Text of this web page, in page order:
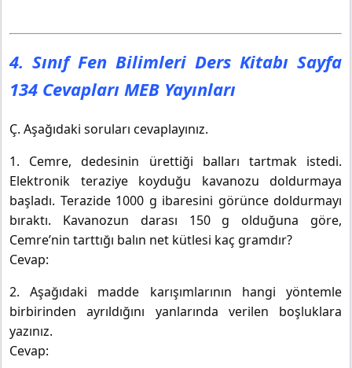
4. Sınıf Fen Bilimleri Ders Kitabı Sayfa
134 Cevapları MEB Yayınları
Ç. Aşağıdaki soruları cevaplayınız.
1. Cemre, dedesinin ürettiği balları tartmak istedi.
Elektronik teraziye koyduğu kavanozu doldurmaya
başladı. Terazide 1000 g ibaresini görünce doldurmayı
bıraktı. Kavanozun darası 150 g olduğuna göre,
Cemre’nin tarttığı balın net kütlesi kaç gramdır?
Cevap:
2. Aşağıdaki madde karışımlarının hangi yöntemle
birbirinden ayrıldığını yanlarında verilen boşluklara
yazınız.
Cevap: